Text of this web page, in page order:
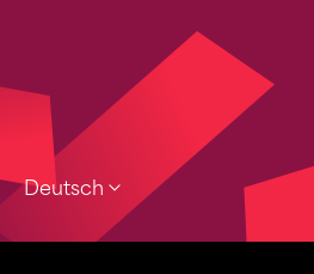
Deutsch